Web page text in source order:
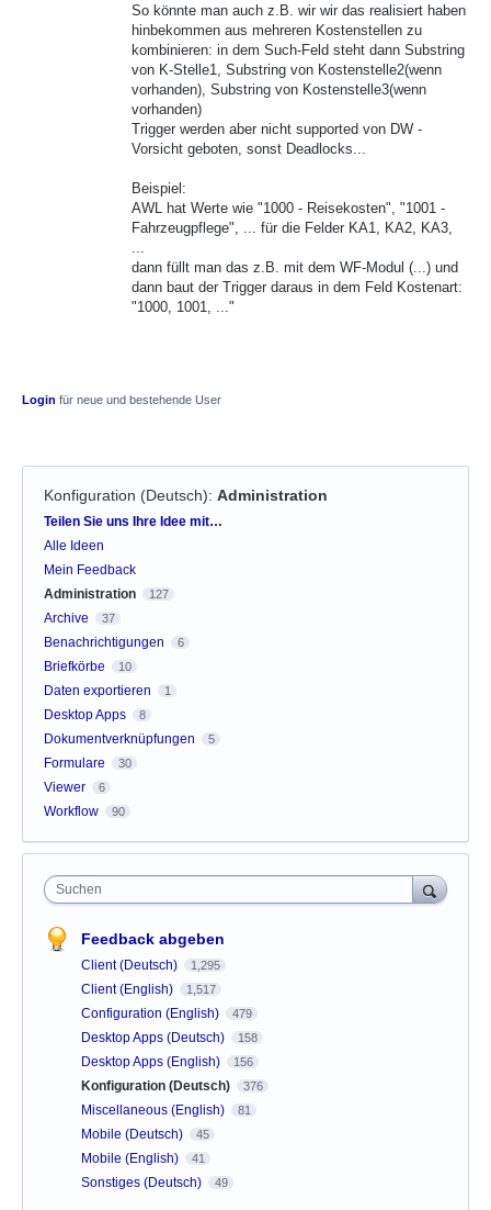
So könnte man auch z.B. wir wir das realisiert haben
hinbekommen aus mehreren Kostenstellen zu
kombinieren: in dem Such-Feld steht dann Substring
von K-Stelle1, Substring von Kostenstelle2(wenn
vorhanden), Substring von Kostenstelle3(wenn
vorhanden)
Trigger werden aber nicht supported von DW -
Vorsicht geboten, sonst Deadlocks...
Beispiel:
AWL hat Werte wie "1000 - Reisekosten", "1001 -
Fahrzeugpflege", ... für die Felder KA1, KA2, KA3,
dann füllt man das z.B. mit dem WF-Modul (...) und
dann baut der Trigger daraus in dem Feld Kostenart:
"1000, 1001, ..."
Login für neue und bestehende User
Konfiguration (Deutsch): Administration
Kategorien
Teilen Sie uns Ihre Idee mit…
Alle Ideen
Mein Feedback
Administration
127
Archive 37
Benachrichtigungen 6
Briefkörbe 10
Daten exportieren 1
Desktop Apps 8
Dokumentverknüpfungen 5
Formulare 30
Viewer 6
Workflow 90
Suchen
Feedback abgeben
Client (Deutsch) 1,295
Client (English) 1,517
Configuration (English) 479
Desktop Apps (Deutsch) 158
Desktop Apps (English) 156
Konfiguration (Deutsch) 376
Miscellaneous (English) 81
Mobile (Deutsch) 45
Mobile (English) 41
Sonstiges (Deutsch) 49